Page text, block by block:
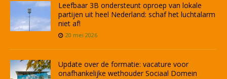
Leefbaar 3B ondersteunt oproep van lokale
partijen uit heel Nederland: schaf het luchtalarm
niet af!
20 mei 2026
Update over de formatie: vacature voor
onafhankelijke wethouder Sociaal Domein